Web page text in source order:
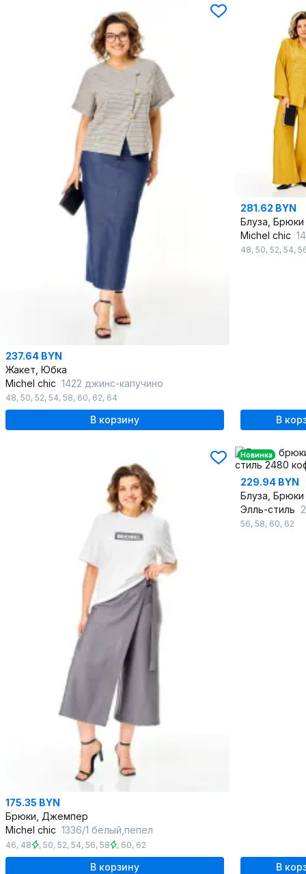
237.64 BYN
Жакет, Юбка
Michel chic 1422 джинс-капучино
48, 50, 52, 54, 58, 60, 62, 64
В корзину
281.62 BYN
Блуза, Брюки
Michel chic
48, 50, 52, 54,
В
175.35 BYN
Брюки, Джемпер
Michel chic 1336/1 белый,пепел
46, 48 , 50, 52, 54, 56, 58 , 60, 62
В корзину
Новинка
229.94 BYN
Блуза, Брюки
Элль-стиль
56, 58, 60, 62
В